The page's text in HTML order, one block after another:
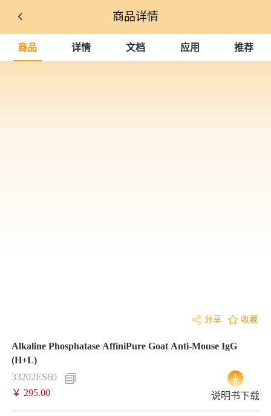
商品详情
商品 详情 文档 应用 推荐
分享 收藏
Alkaline Phosphatase AffiniPure Goat Anti-Mouse IgG
(H+L)
33202ES60
￥ 295.00
说明书下载